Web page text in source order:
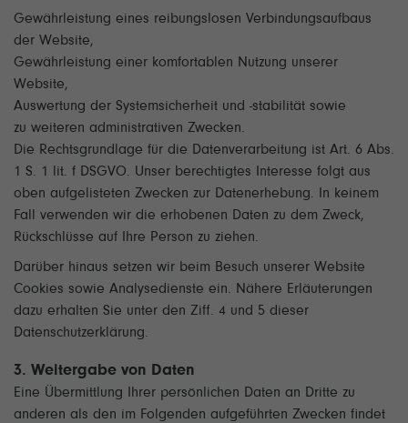
Gewährleistung eines reibungslosen Verbindungsaufbaus
der Website,
Gewährleistung einer komfortablen Nutzung unserer
Website,
Auswertung der Systemsicherheit und -stabilität sowie
zu weiteren administrativen Zwecken.
Die Rechtsgrundlage für die Datenverarbeitung ist Art. 6 Abs.
1 S. 1 lit. f DSGVO. Unser berechtigtes Interesse folgt aus
oben aufgelisteten Zwecken zur Datenerhebung. In keinem
Fall verwenden wir die erhobenen Daten zu dem Zweck,
Rückschlüsse auf Ihre Person zu ziehen.
Darüber hinaus setzen wir beim Besuch unserer Website
Cookies sowie Analysedienste ein. Nähere Erläuterungen
dazu erhalten Sie unter den Ziff. 4 und 5 dieser
Datenschutzerklärung.
3. Weitergabe von Daten
Eine Übermittlung Ihrer persönlichen Daten an Dritte zu
anderen als den im Folgenden aufgeführten Zwecken findet